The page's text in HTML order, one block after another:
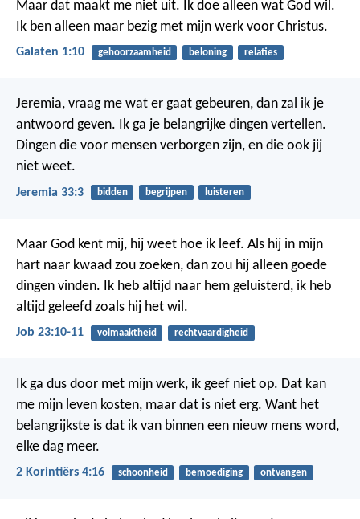
Maar dat maakt me niet uit. Ik doe alleen wat God wil.
Ik ben alleen maar bezig met mijn werk voor Christus.
Galaten 1:10 gehoorzaamheid beloning relaties
Jeremia, vraag me wat er gaat gebeuren, dan zal ik je
antwoord geven. Ik ga je belangrijke dingen vertellen.
Dingen die voor mensen verborgen zijn, en die ook jij
niet weet.
Jeremia 33:3 bidden begrijpen luisteren
Maar God kent mij, hij weet hoe ik leef. Als hij in mijn
hart naar kwaad zou zoeken, dan zou hij alleen goede
dingen vinden. Ik heb altijd naar hem geluisterd, ik heb
altijd geleefd zoals hij het wil.
Job 23:10-11 volmaaktheid rechtvaardigheid
Ik ga dus door met mijn werk, ik geef niet op. Dat kan
me mijn leven kosten, maar dat is niet erg. Want het
belangrijkste is dat ik van binnen een nieuw mens word,
elke dag meer.
2 Korintiërs 4:16 schoonheid bemoediging ontvangen